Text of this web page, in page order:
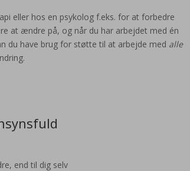
eller hos en psykolog f.eks. for at forbedre
at ændre på, og når du har arbejdet med én
du have brug for støtte til at arbejde med alle
end til dig selv